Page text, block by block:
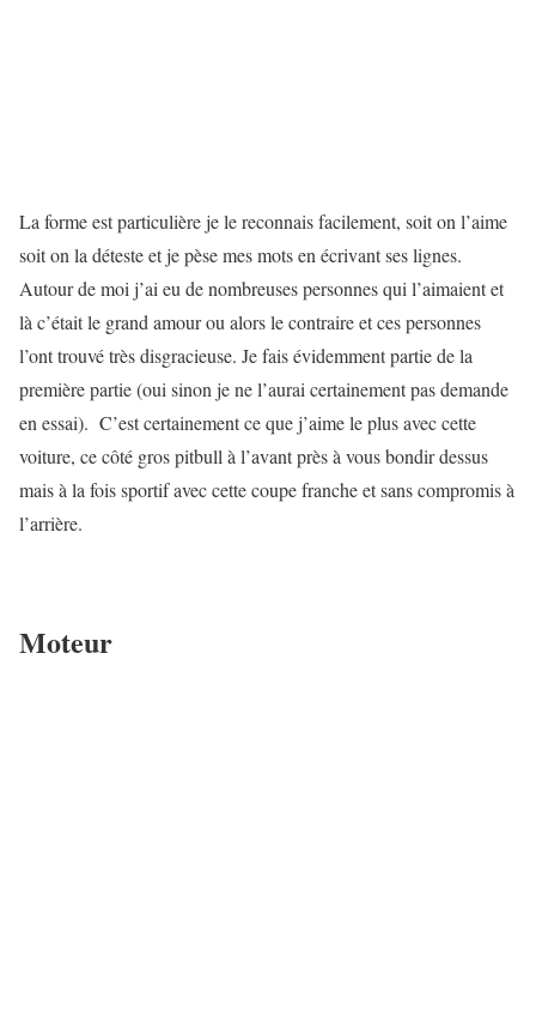
La forme est particulière je le reconnais facilement, soit on l’aime
soit on la déteste et je pèse mes mots en écrivant ses lignes.
Autour de moi j’ai eu de nombreuses personnes qui l’aimaient et
là c’était le grand amour ou alors le contraire et ces personnes
l’ont trouvé très disgracieuse. Je fais évidemment partie de la
première partie (oui sinon je ne l’aurai certainement pas demande
en essai). C’est certainement ce que j’aime le plus avec cette
voiture, ce côté gros pitbull à l’avant près à vous bondir dessus
mais à la fois sportif avec cette coupe franche et sans compromis à
l’arrière.
Moteur